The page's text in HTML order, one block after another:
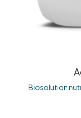
Biosolution